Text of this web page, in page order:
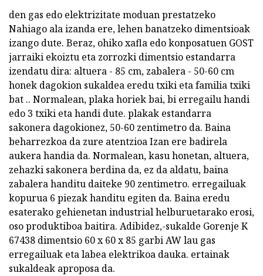
den gas edo elektrizitate moduan prestatzeko
Nahiago ala izanda ere, lehen banatzeko dimentsioak
izango dute. Beraz, ohiko xafla edo konposatuen GOST
jarraiki ekoiztu eta zorrozki dimentsio estandarra
izendatu dira: altuera - 85 cm, zabalera - 50-60 cm
honek dagokion sukaldea eredu txiki eta familia txiki
bat .. Normalean, plaka horiek bai, bi erregailu handi
edo 3 txiki eta handi dute. plakak estandarra
sakonera dagokionez, 50-60 zentimetro da. Baina
beharrezkoa da zure atentzioa Izan ere badirela
aukera handia da. Normalean, kasu honetan, altuera,
zehazki sakonera berdina da, ez da aldatu, baina
zabalera handitu daiteke 90 zentimetro. erregailuak
kopurua 6 piezak handitu egiten da. Baina eredu
esaterako gehienetan industrial helburuetarako erosi,
oso produktiboa baitira. Adibidez,-sukalde Gorenje K
67438 dimentsio 60 x 60 x 85 garbi AW lau gas
erregailuak eta labea elektrikoa dauka. ertainak
sukaldeak aproposa da.